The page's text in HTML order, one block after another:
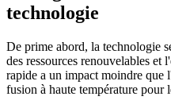
technologie
De prime abord, la technologie
des ressources renouvelables et
rapide a un impact moindre que
fusion à haute température pour